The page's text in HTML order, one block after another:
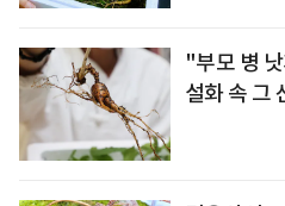
"부모 병
설화 속 그